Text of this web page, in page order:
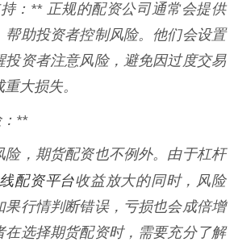
：** 正规的配资公司通常会提供
帮助投资者控制风险。他们会设置
投资者注意风险，避免因过度交易
大损失。
**
险，期货配资也不例外。由于杠杆
配资平台收益放大的同时，风险
果行情判断错误，亏损也会成倍增
在选择期货配资时，需要充分了解